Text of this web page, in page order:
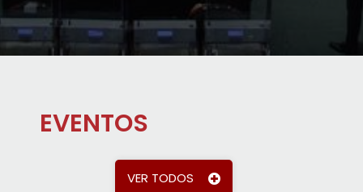
EVENTOS
VER TODOS